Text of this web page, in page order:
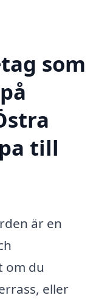
som
till
är en
om du
eller